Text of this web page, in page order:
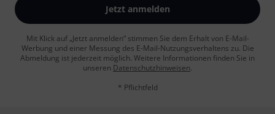
Jetzt anmelden
Mit Klick auf „Jetzt anmelden“ stimmen Sie dem Erhalt von E-Mail-
Werbung und einer Messung des E-Mail-Nutzungsverhaltens zu. Die
Abmeldung ist jederzeit möglich. Weitere Informationen finden Sie in
unseren Datenschutzhinweisen.
* Pflichtfeld